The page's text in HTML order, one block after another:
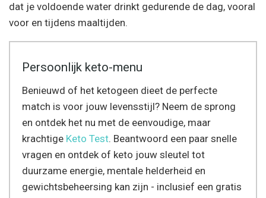
dat je voldoende water drinkt gedurende de dag, vooral
voor en tijdens maaltijden.
Persoonlijk keto-menu
Benieuwd of het ketogeen dieet de perfecte
match is voor jouw levensstijl? Neem de sprong
en ontdek het nu met de eenvoudige, maar
krachtige Keto Test. Beantwoord een paar snelle
vragen en ontdek of keto jouw sleutel tot
duurzame energie, mentale helderheid en
gewichtsbeheersing kan zijn - inclusief een gratis